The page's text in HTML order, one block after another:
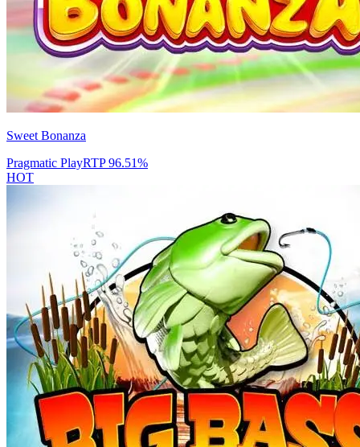
Sweet Bonanza
Pragmatic PlayRTP96.51%
HOT